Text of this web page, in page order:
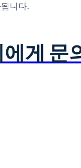
니다.
게 문